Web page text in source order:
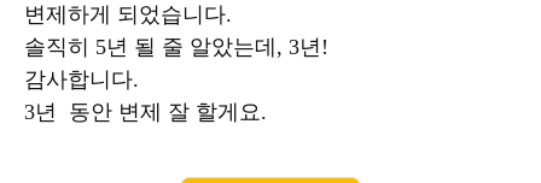
변제하게 되었습니다.
솔직히 5년 될 줄 알았는데, 3년!
감사합니다.
3년 동안 변제 잘 할게요.